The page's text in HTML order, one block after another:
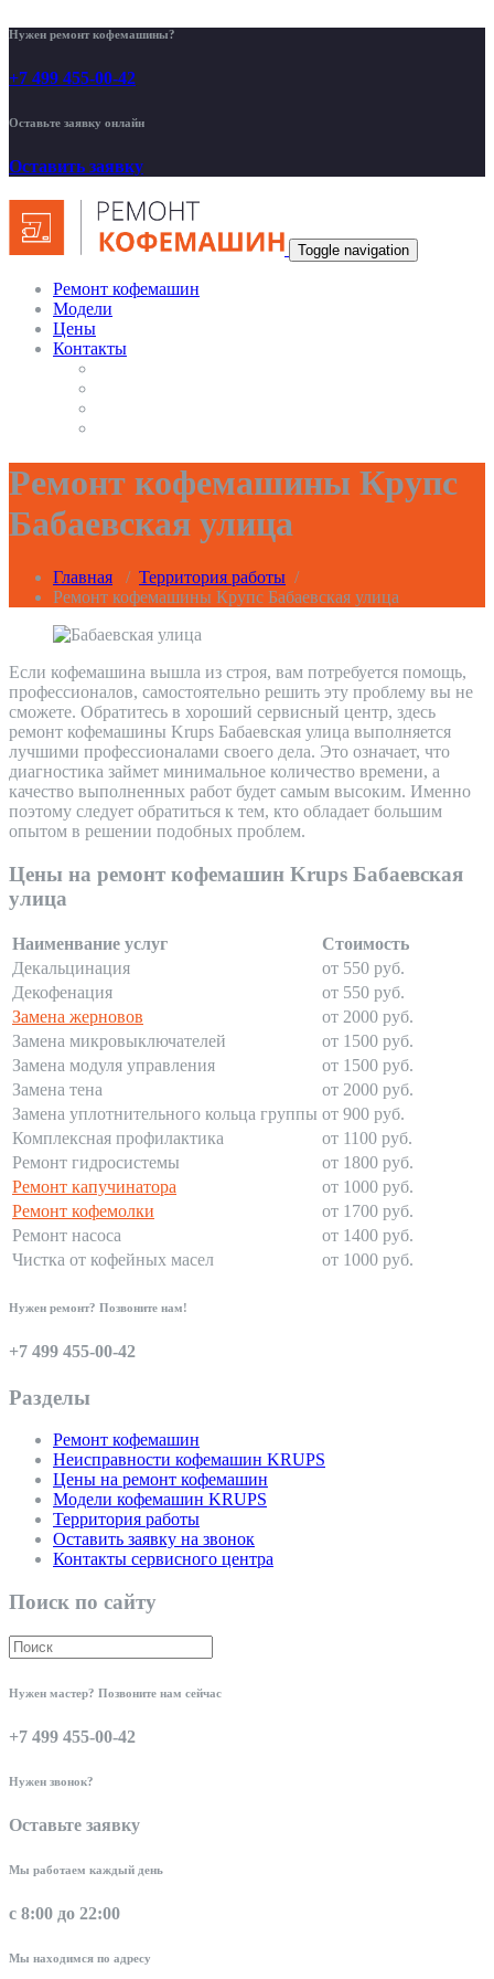
Нужен ремонт кофемашины?
+7 499 455-00-42
Оставьте заявку онлайн
Оставить заявку
Toggle navigation
Ремонт кофемашин
Модели
Цены
Контакты
Ремонт кофемашины Крупс
Бабаевская улица
Главная / Территория работы /
Ремонт кофемашины Крупс Бабаевская улица
Если кофемашина вышла из строя, вам потребуется помощь,
профессионалов, самостоятельно решить эту проблему вы не
сможете. Обратитесь в хороший сервисный центр, здесь
ремонт кофемашины Krups Бабаевская улица выполняется
лучшими профессионалами своего дела. Это означает, что
диагностика займет минимальное количество времени, а
качество выполненных работ будет самым высоким. Именно
поэтому следует обратиться к тем, кто обладает большим
опытом в решении подобных проблем.
Цены на ремонт кофемашин Krups Бабаевская
улица
Наименвание услуг
Стоимость
Декальцинация
от 550 руб.
Декофенация
от 550 руб.
Замена жерновов
от 2000 руб.
Замена микровыключателей
от 1500 руб.
Замена модуля управления
от 1500 руб.
Замена тена
от 2000 руб.
Замена уплотнительного кольца группы от 900 руб.
Комплексная профилактика
от 1100 руб.
Ремонт гидросистемы
от 1800 руб.
Ремонт капучинатора
от 1000 руб.
Ремонт кофемолки
от 1700 руб.
Ремонт насоса
от 1400 руб.
Чистка от кофейных масел
от 1000 руб.
Нужен ремонт? Позвоните нам!
+7 499 455-00-42
Разделы
Ремонт кофемашин
Неисправности кофемашин KRUPS
Цены на ремонт кофемашин
Модели кофемашин KRUPS
Территория работы
Оставить заявку на звонок
Контакты сервисного центра
Поиск по сайту
Нужен мастер? Позвоните нам сейчас
+7 499 455-00-42
Нужен звонок?
Оставьте заявку
Мы работаем каждый день
с 8:00 до 22:00
Мы находимся по адресу